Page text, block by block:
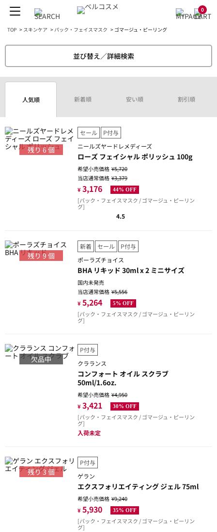
0
TOP > スキンケア >パック・フェイスマスク > ゴマージュ・ピーリング
並び替え／詳細検索
人気順 新着順 安い順 割引順
残り 6 個
セール
P付与
ニールズヤードレメディーズ
ローズ フェイシャル ポリッシュ 100g
希望小売価格¥5,720
当店通常価格¥3,379
¥ 3,176 44% OFF
[パック・フェイスマスク / ゴマージュ・ピーリン
グ]
4.5
残り 9 個
新着 セール
P付与
ポーラズチョイス
BHA リキッド 30ml x 2 ミニサイズ
国内未発売
当店通常価格¥5,556
¥ 5,264 5% OFF
[パック・フェイスマスク / ゴマージュ・ピーリン
グ]
欠品中
P付与
クラランス
コンフォート オイル スクラブ
50ml/1.6oz.
希望小売価格¥4,950
¥ 3,421 30% OFF
[パック・フェイスマスク / ゴマージュ・ピーリン
グ]
入荷未定
残り3個
P付与
ゲラン
エクスフォリエイティング ジェル 75ml
希望小売価格¥9,240
¥ 5,930 35% OFF
[パック・フェイスマスク / ゴマージュ・ピーリン
グ]